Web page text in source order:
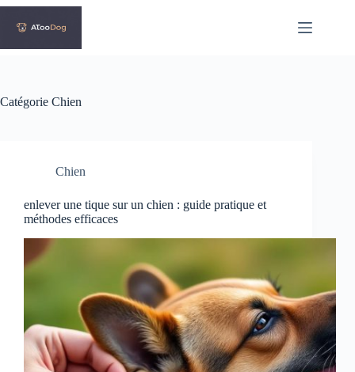
Passer
contenu
Catégorie Chien
Chien
enlever une tique sur un chien : guide pratique et
méthodes efficaces